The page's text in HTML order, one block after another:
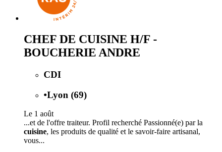
CHEF DE CUISINE H/F -
BOUCHERIE ANDRE
CDI
•Lyon (69)
Le 1 août
...et de l'offre traiteur. Profil recherché Passionné(e) par la
cuisine, les produits de qualité et le savoir-faire artisanal,
vous...